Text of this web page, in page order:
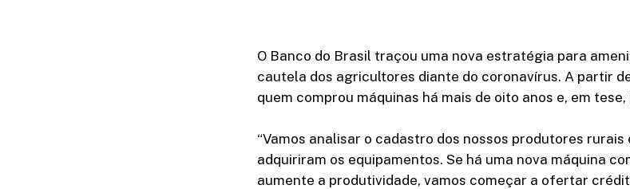
O Banco do Brasil traçou uma nova estratégia para
cautela dos agricultores diante do coronavírus. A partir
quem comprou máquinas há mais de oito anos e, em
“Vamos analisar o cadastro dos nossos produtores
adquiriram os equipamentos. Se há uma nova máquina
aumente a produtividade, vamos começar a ofertar